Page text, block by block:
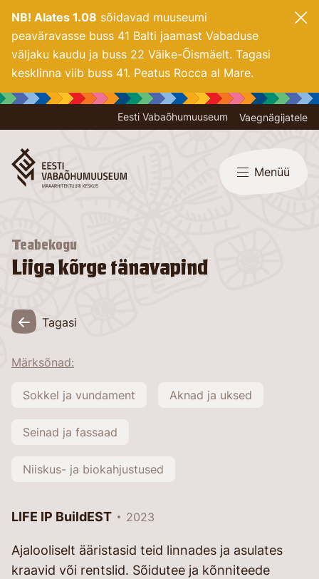
NB! Alates 1.08 sõidavad muuseumi
peaväravasse buss 41 Balti jaamast Vabaduse
väljaku kaudu ja buss 22 Väike-Õismäelt. Tagasi
kesklinna viib buss 41. Peatus Rocca al Mare.
Eesti Vabaõhumuuseum Vaegnägijatele
Menüü
Teabekogu
Liiga kõrge tänavapind
Tagasi
Märksõnad:
Sokkel ja vundament Aknad ja uksed
Seinad ja fassaad
Niiskus- ja biokahjustused
LIFE IP BuildEST 2023
Ajalooliselt ääristasid teid linnades ja asulates
kraavid või rentslid. Sõidutee ja kõnniteede